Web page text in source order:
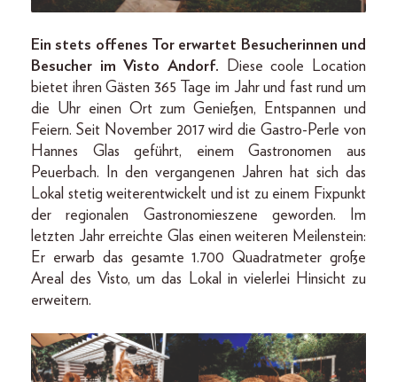
Ein stets offenes Tor erwartet Besucherinnen und
Besucher im Visto Andorf. Diese coole Location
bietet ihren Gästen 365 Tage im Jahr und fast rund um
die Uhr einen Ort zum Genießen, Entspannen und
Feiern. Seit November 2017 wird die Gastro-Perle von
Hannes Glas geführt, einem Gastronomen aus
Peuerbach. In den vergangenen Jahren hat sich das
Lokal stetig weiterentwickelt und ist zu einem Fixpunkt
der regionalen Gastronomieszene geworden. Im
letzten Jahr erreichte Glas einen weiteren Meilenstein:
Er erwarb das gesamte 1.700 Quadratmeter große
Areal des Visto, um das Lokal in vielerlei Hinsicht zu
erweitern.